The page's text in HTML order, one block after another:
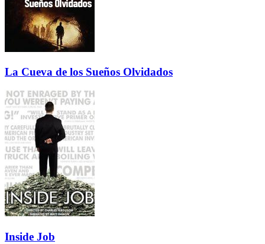
La Cueva de los Sueños Olvidados
Inside Job